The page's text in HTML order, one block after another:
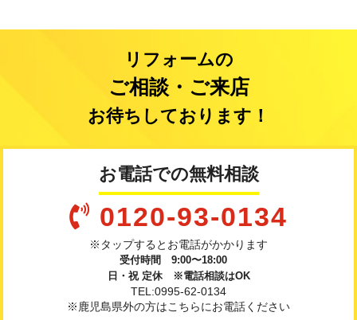
リフォームの
ご相談・ご来店
お待ちしております！
お電話での無料相談
0120-93-0134
※タップするとお電話がかかります
受付時間 9:00〜18:00
日・祝 定休 ※電話相談はOK
TEL:0995-62-0134
※鹿児島県外の方はこちらにお電話ください